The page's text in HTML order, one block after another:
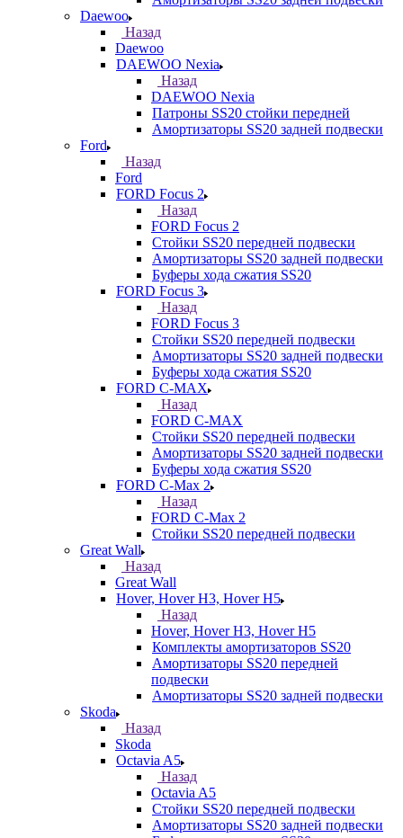
Daewoo
Назад
Daewoo
DAEWOO Nexia
Назад
DAEWOO Nexia
Патроны SS20 стойки передней
Амортизаторы SS20 задней подвески
Ford
Назад
Ford
FORD Focus 2
Назад
FORD Focus 2
Стойки SS20 передней подвески
Амортизаторы SS20 задней подвески
Буферы хода сжатия SS20
FORD Focus 3
Назад
FORD Focus 3
Стойки SS20 передней подвески
Амортизаторы SS20 задней подвески
Буферы хода сжатия SS20
FORD С-MAX
Назад
FORD С-MAX
Стойки SS20 передней подвески
Амортизаторы SS20 задней подвески
Буферы хода сжатия SS20
FORD C-Max 2
Назад
FORD C-Max 2
Стойки SS20 передней подвески
Great Wall
Назад
Great Wall
Hover, Hover H3, Hover H5
Назад
Hover, Hover H3, Hover H5
Комплекты амортизаторов SS20
Амортизаторы SS20 передней
подвески
Амортизаторы SS20 задней подвески
Skoda
Назад
Skoda
Octavia A5
Назад
Octavia A5
Стойки SS20 передней подвески
Амортизаторы SS20 задней подвески